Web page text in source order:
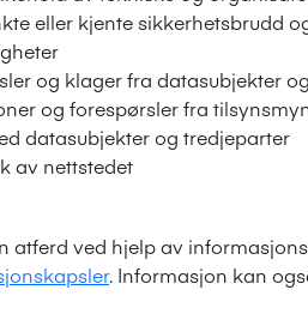
eller kjente sikkerhetsbrudd
og klager fra datasubjekter
og forespørsler fra
datasubjekter og tredjeparter
av nettstedet
atferd ved hjelp av
. Informasjon kan